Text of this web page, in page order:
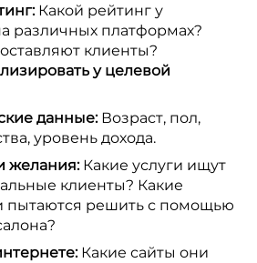
Какой рейтинг у
различных платформах?
клиенты?
у целевой
данные:Возраст, пол,
уровень дохода.
желания:Какие услуги ищут
клиенты? Какие
пытаются решить с помощью
Какие сайты они